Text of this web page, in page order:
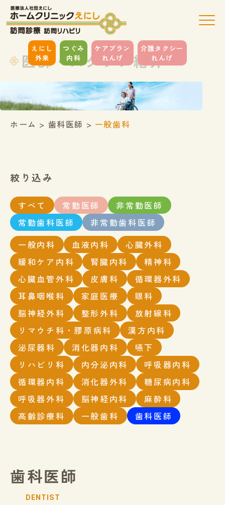
えにし
外来
つぐみ
内科
ケアプラン
れんげ
介護タクシー
れんげ
医師・スタッフ紹介
ホーム > 歯科医師 > 一般歯科
絞り込み
すべて 常勤医師
非常勤医師
常勤歯科医師
非常勤歯科医師
一般内科
血液内科
心臓外科
緩和ケア内科
腎臓内科
精神科
心臓血管外科
皮膚科
循環器外科
耳鼻咽喉科
家庭医療
眼科
脳神経外科
整形外科
放射線科
リマウチ科・膠原病科
漢方内科
泌尿器科
消化器内科
嚥下
リハビリ科
内分泌内科
呼吸器内科
循環器内科
消化器外科
糖尿病内科
呼吸器外科
脳神経内科
麻酔科
高齢診療科
一般歯科 歯科医師
歯科医師
DENTIST